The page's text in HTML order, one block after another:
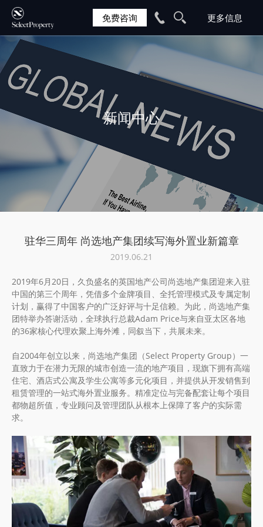
免费咨询
新闻中心
驻华三周年 尚选地产集团续写海外置业新篇章
2019.06.21
2019年6月20日，久负盛名的英国地产公司尚选地产集团迎来入驻
中国的第三个周年，凭借多个金牌项目、全托管理模式及专属定制
计划，赢得了中国客户的广泛好评与十足信赖。为此，尚选地产集
团特举办答谢活动，全球执行总裁Adam Price与来自亚太区各地
的36家核心代理欢聚上海外滩，同叙当下，共展未来。
自2004年创立以来，尚选地产集团（Select Property Group）一
直致力于在潜力无限的城市创造一流的地产项目，现旗下拥有高端
住宅、酒店式公寓及学生公寓等多元化项目，并提供从开发销售到
租赁管理的一站式海外置业服务。精准定位与完备配套让每个项目
都物超所值，专业顾问及管理团队从根本上保障了客户的实际需
求。